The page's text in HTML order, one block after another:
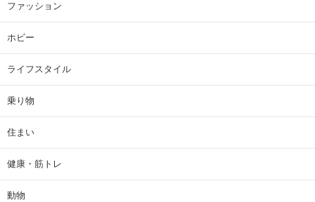
ファッション
ホビー
ライフスタイル
乗り物
住まい
健康・筋トレ
動物